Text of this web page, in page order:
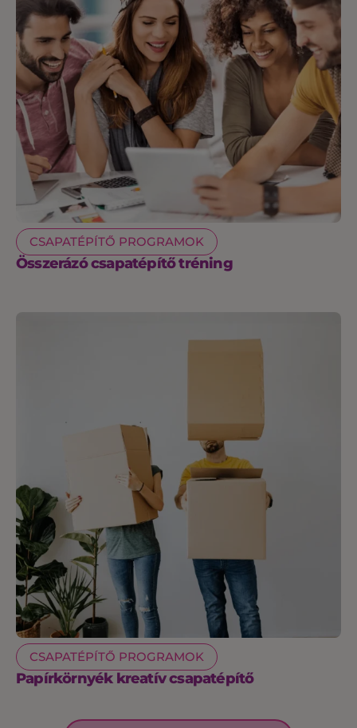
CSAPATÉPÍTŐ PROGRAMOK
Összerázó csapatépítő tréning
CSAPATÉPÍTŐ PROGRAMOK
Papírkörnyék kreatív csapatépítő